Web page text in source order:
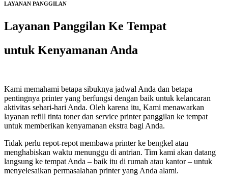
LAYANAN PANGGILAN
Layanan Panggilan Ke Tempat
untuk Kenyamanan Anda
Kami memahami betapa sibuknya jadwal Anda dan betapa
pentingnya printer yang berfungsi dengan baik untuk kelancaran
aktivitas sehari-hari Anda. Oleh karena itu, Kami menawarkan
layanan refill tinta toner dan service printer panggilan ke tempat
untuk memberikan kenyamanan ekstra bagi Anda.
Tidak perlu repot-repot membawa printer ke bengkel atau
menghabiskan waktu menunggu di antrian. Tim kami akan datang
langsung ke tempat Anda – baik itu di rumah atau kantor – untuk
menyelesaikan permasalahan printer yang Anda alami.